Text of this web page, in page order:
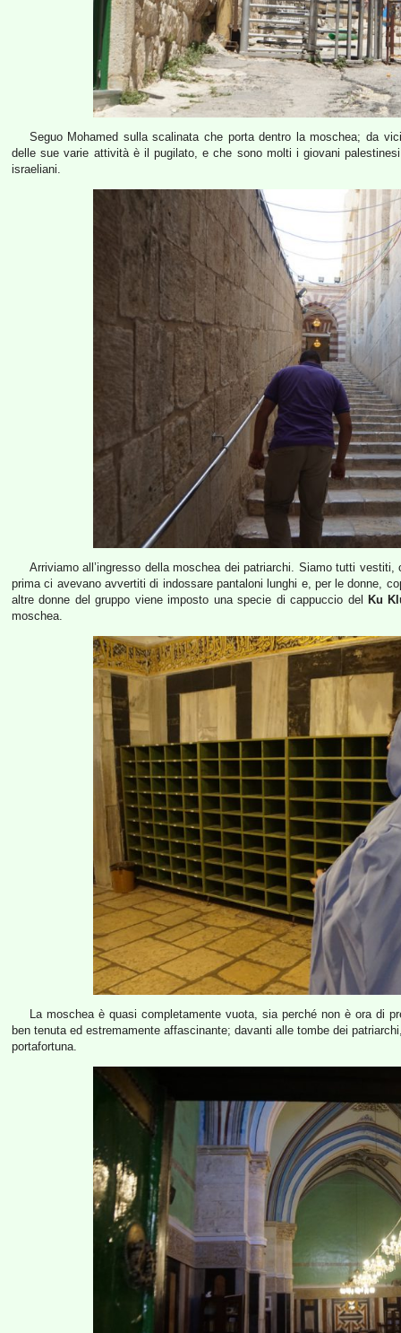
Seguo Mohamed sulla scalinata che porta dentro la moschea; da
delle sue varie attività è il pugilato, e che sono molti i giovani
israeliani.
Arriviamo all’ingresso della moschea dei patriarchi. Siamo tutti
prima ci avevano avvertiti di indossare pantaloni lunghi e, per le donne,
altre donne del gruppo viene imposto una specie di cappuccio del
Ku
moschea.
La moschea è quasi completamente vuota, sia perché non è ora di
ben tenuta ed estremamente affascinante; davanti alle tombe dei
portafortuna.